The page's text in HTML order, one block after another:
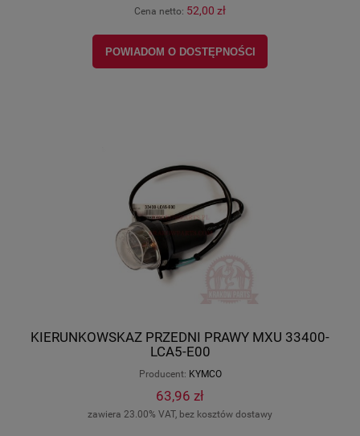
Cena netto: 52,00 zł
POWIADOM O DOSTĘPNOŚCI
KIERUNKOWSKAZ PRZEDNI PRAWY MXU 33400-
LCA5-E00
Producent: KYMCO
63,96 zł
zawiera 23.00% VAT, bez kosztów dostawy